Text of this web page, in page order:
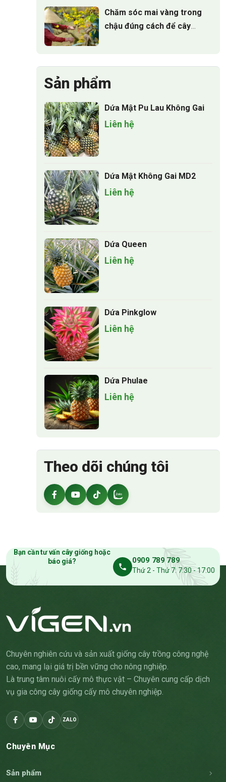
Chăm sóc mai vàng trong
chậu đúng cách để cây
Sản phẩm
Dứa Mật Pu Lau Không Gai
Liên hệ
Dứa Mật Không Gai MD2
Liên hệ
Dứa Queen
Liên hệ
Dứa Pinkglow
Liên hệ
Dứa Phulae
Liên hệ
Theo dõi chúng tôi
Bạn cần tư vấn cây giống hoặc
báo giá?
0909 789 789
Thứ 2 - Thứ 7: 7:30 - 17:00
Chuyên nghiên cứu và sản xuất giống cây trồng công nghệ
cao, mang lại giá trị bền vững cho nông nghiệp.
Là trung tâm nuôi cấy mô thực vật – Chuyên cung cấp dịch
vụ gia công cây giống cấy mô chuyên nghiệp.
ZALO
Chuyên Mục
Sản phẩm